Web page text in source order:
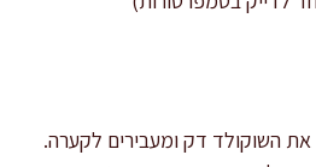
את השוקולד דק ומעבירים לקערה.